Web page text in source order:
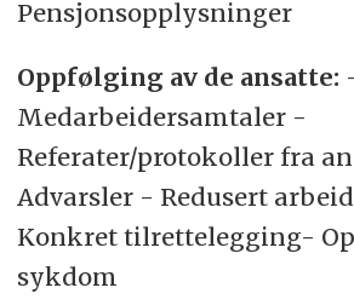
Pensjonsopplysninger
Oppfølging av de ansatte:
Medarbeidersamtaler -
Referater/protokoller fra
Advarsler - Redusert
Konkret tilrettelegging-
sykdom